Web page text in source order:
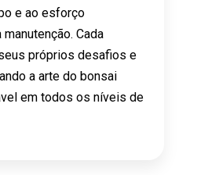
e ao esforço
Cada
próprios desafios e
a arte do bonsai
em todos os níveis de